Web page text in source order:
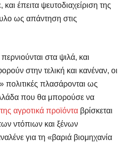
έπειτα ψευτοδιαχείριση της
ως απάντηση στις
στα ψιλά, και
στην τελική και κανέναν, οι
πολιτικές πλασάρονται ως
που θα μπορούσε να
αγροτικά προϊόντα βρίσκεται
ντόπιων και ξένων
για τη «βαριά βιομηχανία